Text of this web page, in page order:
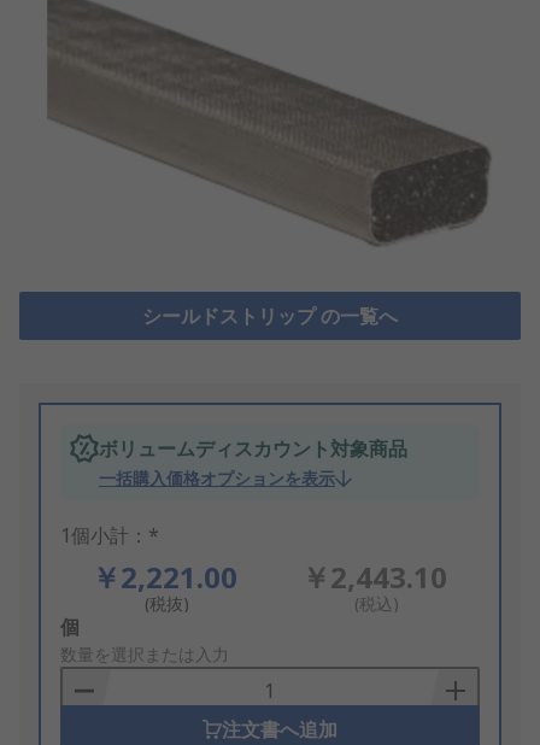
シールドストリップ の一覧へ
ボリュームディスカウント対象商品
一括購入価格オプションを表示
1個小計：*
￥2,221.00
(税抜)
￥2,443.10
(税込)
Add
to
Basket
個
数量を選択または入力
注文書へ追加